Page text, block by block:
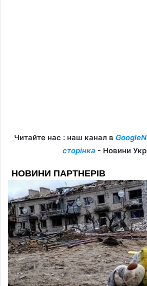
Читайте нас : наш канал в
сторінка - Новини